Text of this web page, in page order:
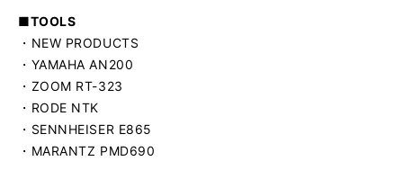
■TOOLS
・NEW PRODUCTS
・YAMAHA AN200
・ZOOM RT-323
・RODE NTK
・SENNHEISER E865
・MARANTZ PMD690